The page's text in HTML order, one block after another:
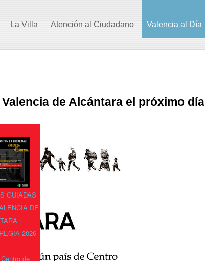
La Villa Atención al Ciudadano Valencia al Día
GUIADAS
DE
|
2026
de
de Alcántara el próximo día